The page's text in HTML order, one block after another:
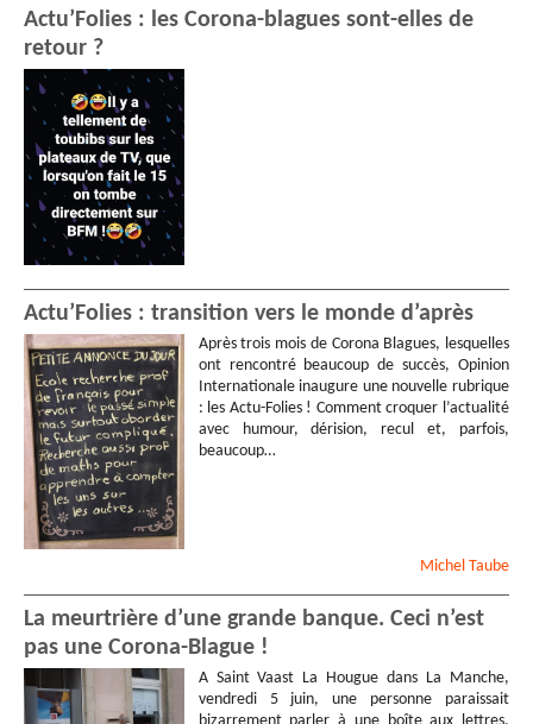
Actu’Folies : les Corona-blagues sont-elles de
retour ?
Actu’Folies : transition vers le monde d’après
Après trois mois de Corona Blagues, lesquelles
ont rencontré beaucoup de succès, Opinion
Internationale inaugure une nouvelle rubrique
: les Actu-Folies ! Comment croquer l’actualité
avec humour, dérision, recul et, parfois,
beaucoup…
Michel Taube
La meurtrière d’une grande banque. Ceci n’est
pas une Corona-Blague !
A Saint Vaast La Hougue dans La Manche,
vendredi 5 juin, une personne paraissait